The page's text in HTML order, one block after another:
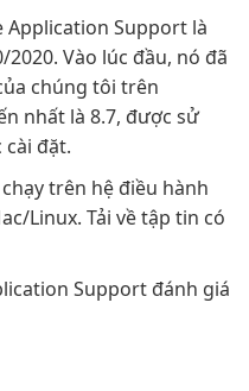
Application Support là
Vào lúc đầu, nó đã
chúng tôi trên
nhất là 8.7, được sử
cài đặt.
trên hệ điều hành
Linux. Tải về tập tin có
Support đánh giá